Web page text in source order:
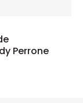
Perrone